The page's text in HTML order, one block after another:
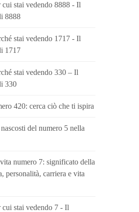
stai vedendo 8888 - Il
8888
stai vedendo 1717 - Il
1717
stai vedendo 330 – Il
330
420: cerca ciò che ti ispira
del numero 5 nella
numero 7: significato della
personalità, carriera e vita
stai vedendo 7 - Il